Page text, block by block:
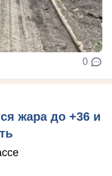
0
жара до +36 и